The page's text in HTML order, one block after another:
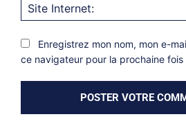
Enregistrez mon nom, mon e-
ce navigateur pour la prochaine